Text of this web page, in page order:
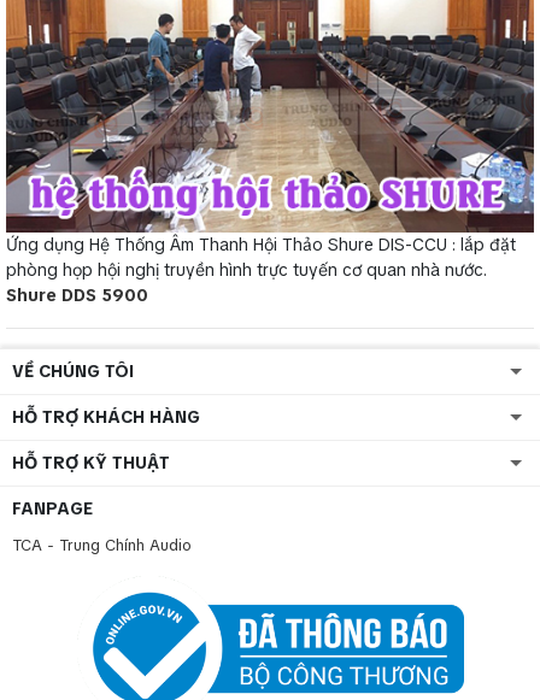
Ứng dụng Hệ Thống Âm Thanh Hội Thảo Shure DIS-CCU : lắp đặt
phòng họp hội nghị truyền hình trực tuyến cơ quan nhà nước.
Shure DDS 5900
VỀ CHÚNG TÔI
HỖ TRỢ KHÁCH HÀNG
HỖ TRỢ KỸ THUẬT
FANPAGE
TCA - Trung Chính Audio